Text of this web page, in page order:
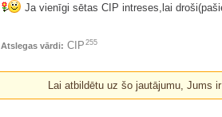
Ja vienīgi sētas CIP intreses,lai
Atslegas vārdi: CIP 255
Lai atbildētu uz šo jautājumu, Jums